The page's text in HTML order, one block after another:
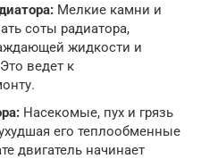
Мелкие камни и
соты радиатора,
жидкости и
ведет к
Насекомые, пух и грязь
его теплообменные
двигатель начинает